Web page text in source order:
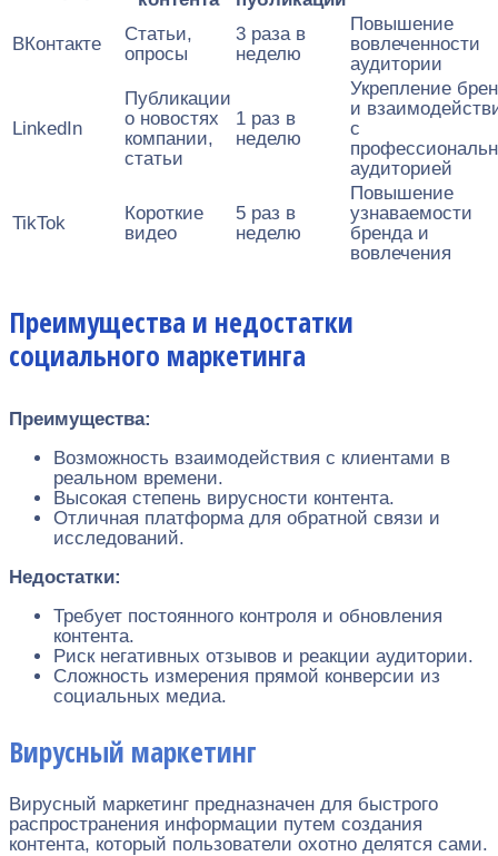
ВКонтакте
Статьи,
опросы
3 раза в
неделю
Повышение
вовлеченности
аудитории
LinkedIn
Публикации
о новостях
компании,
статьи
1 раз в
неделю
Укрепление
и
с
аудиторией
TikTok
Короткие
видео
5 раз в
неделю
Повышение
узнаваемости
бренда и
вовлечения
Преимущества и недостатки
социального маркетинга
Преимущества:
Возможность взаимодействия с клиентами в
реальном времени.
Высокая степень вирусности контента.
Отличная платформа для обратной связи и
исследований.
Недостатки:
Требует постоянного контроля и обновления
контента.
Риск негативных отзывов и реакции аудитории.
Сложность измерения прямой конверсии из
социальных медиа.
Вирусный маркетинг
Вирусный маркетинг предназначен для быстрого
распространения информации путем создания
контента, который пользователи охотно делятся сами.